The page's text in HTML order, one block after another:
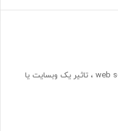
یکی از اصلی ترین نگرانی ها در مدیریت web server ، تاثیر یک وبسایت یا